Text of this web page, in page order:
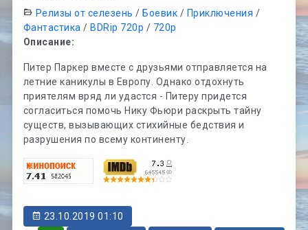
Релизы от селезень / Боевик / Приключения /
Фантастика / BDRip 720p / 720p
Описание:
Питер Паркер вместе с друзьями отправляется на
летние каникулы в Европу. Однако отдохнуть
приятелям вряд ли удастся - Питеру придется
согласиться помочь Нику Фьюри раскрыть тайну
существ, вызывающих стихийные бедствия и
разрушения по всему континенту.
23.10.2019 01:10